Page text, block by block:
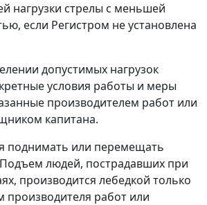
нагрузки стрелы с меньшей
если Регистром не установлена
допустимых нагрузок
условия работы и меры
производителем работ или
капитана.
поднимать или перемещать
людей, пострадавших при
производится лебедкой только
производителя работ или